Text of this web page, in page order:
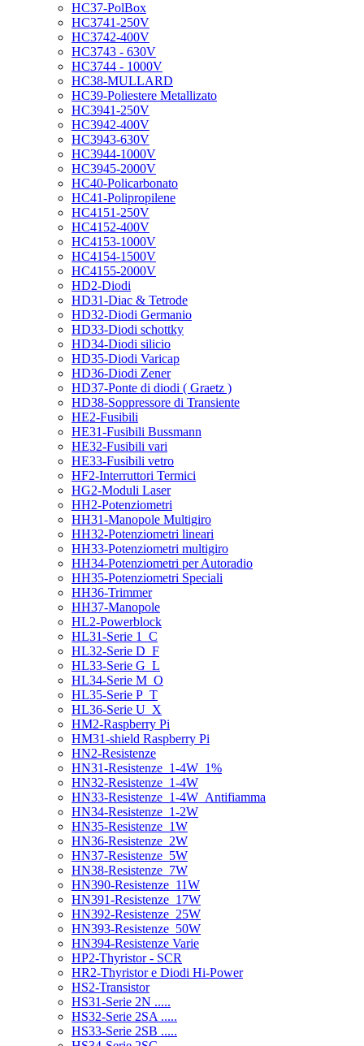
HC37-PolBox
HC3741-250V
HC3742-400V
HC3743 - 630V
HC3744 - 1000V
HC38-MULLARD
HC39-Poliestere Metallizato
HC3941-250V
HC3942-400V
HC3943-630V
HC3944-1000V
HC3945-2000V
HC40-Policarbonato
HC41-Polipropilene
HC4151-250V
HC4152-400V
HC4153-1000V
HC4154-1500V
HC4155-2000V
HD2-Diodi
HD31-Diac & Tetrode
HD32-Diodi Germanio
HD33-Diodi schottky
HD34-Diodi silicio
HD35-Diodi Varicap
HD36-Diodi Zener
HD37-Ponte di diodi ( Graetz )
HD38-Soppressore di Transiente
HE2-Fusibili
HE31-Fusibili Bussmann
HE32-Fusibili vari
HE33-Fusibili vetro
HF2-Interruttori Termici
HG2-Moduli Laser
HH2-Potenziometri
HH31-Manopole Multigiro
HH32-Potenziometri lineari
HH33-Potenziometri multigiro
HH34-Potenziometri per Autoradio
HH35-Potenziometri Speciali
HH36-Trimmer
HH37-Manopole
HL2-Powerblock
HL31-Serie 1_C
HL32-Serie D_F
HL33-Serie G_L
HL34-Serie M_O
HL35-Serie P_T
HL36-Serie U_X
HM2-Raspberry Pi
HM31-shield Raspberry Pi
HN2-Resistenze
HN31-Resistenze_1-4W_1%
HN32-Resistenze_1-4W
HN33-Resistenze_1-4W_Antifiamma
HN34-Resistenze_1-2W
HN35-Resistenze_1W
HN36-Resistenze_2W
HN37-Resistenze_5W
HN38-Resistenze_7W
HN390-Resistenze_11W
HN391-Resistenze_17W
HN392-Resistenze_25W
HN393-Resistenze_50W
HN394-Resistenze Varie
HP2-Thyristor - SCR
HR2-Thyristor e Diodi Hi-Power
HS2-Transistor
HS31-Serie 2N .....
HS32-Serie 2SA .....
HS33-Serie 2SB .....